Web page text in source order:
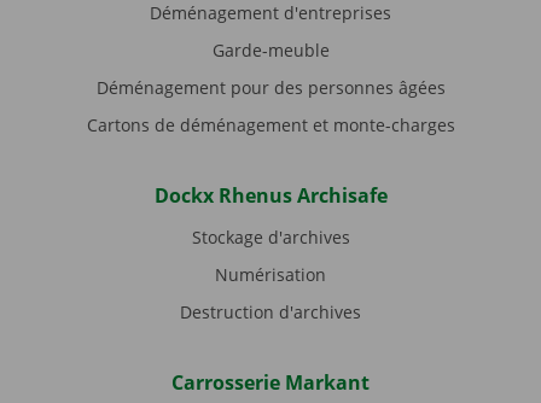
Déménagement d'entreprises
Garde-meuble
Déménagement pour des personnes âgées
Cartons de déménagement et monte-charges
Dockx Rhenus Archisafe
Stockage d'archives
Numérisation
Destruction d'archives
Carrosserie Markant